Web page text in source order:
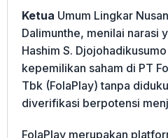
Ketua Umum Lingkar
Dalimunthe, menilai narasi
Hashim S.
kepemilikan saham di PT
Tbk (FolaPlay) tanpa
diverifikasi berpotensi
FolaPlay merupakan